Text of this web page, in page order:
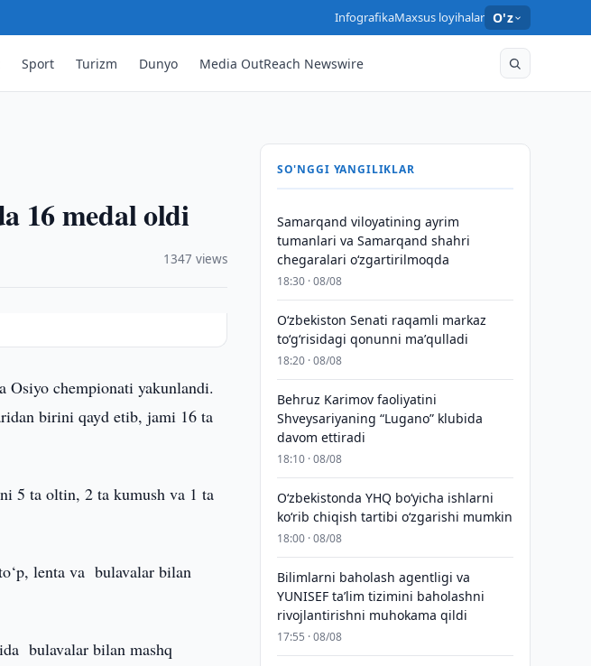
InfografikaMaxsus loyihalar O'z
Sport Turizm Dunyo Media OutReach Newswire
16 medal oldi
1347 views
Osiyo chempionati yakunlandi.
birini qayd etib, jami 16 ta
5 ta oltin, 2 ta kumush va 1 ta
lenta va bulavalar bilan
bulavalar bilan mashq
SO'NGGI YANGILIKLAR
Samarqand viloyatining ayrim
tumanlari va Samarqand shahri
chegaralari oʻzgartirilmoqda
18:30 · 08/08
Oʻzbekiston Senati raqamli markaz
toʻgʻrisidagi qonunni maʼqulladi
18:20 · 08/08
Behruz Karimov faoliyatini
Shveysariyaning “Lugano” klubida
davom ettiradi
18:10 · 08/08
O‘zbekistonda YHQ bo‘yicha ishlarni
ko‘rib chiqish tartibi o‘zgarishi mumkin
18:00 · 08/08
Bilimlarni baholash agentligi va
YUNISEF taʼlim tizimini baholashni
rivojlantirishni muhokama qildi
17:55 · 08/08